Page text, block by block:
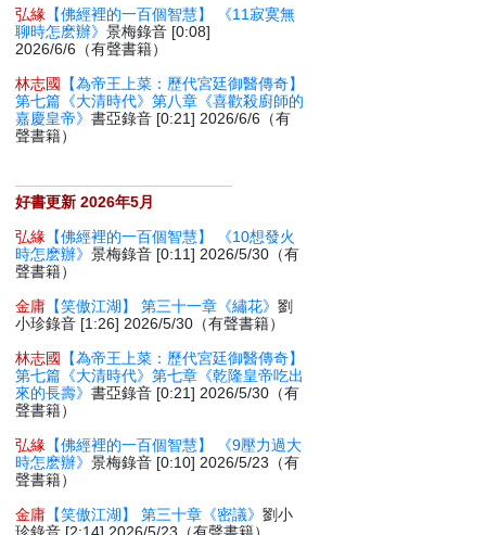
弘緣 【佛經裡的一百個智慧】 《11寂寞無
聊時怎麽辦》景梅錄音 [0:08]
2026/6/6（有聲書籍）
林志國
【為帝王上菜：歷代宮廷御醫傳奇】
第七篇《大清時代》第八章《喜歡殺廚師的
嘉慶皇帝》書亞錄音 [0:21] 2026/6/6（有
聲書籍）
好書更新 2026年5月
弘緣 【佛經裡的一百個智慧】 《10想發火
時怎麽辦》景梅錄音 [0:11] 2026/5/30（有
聲書籍）
金庸 【笑傲江湖】 第三十一章《繡花》劉
小珍錄音 [1:26] 2026/5/30（有聲書籍）
林志國
【為帝王上菜：歷代宮廷御醫傳奇】
第七篇《大清時代》第七章《乾隆皇帝吃出
來的長壽》書亞錄音 [0:21] 2026/5/30（有
聲書籍）
弘緣 【佛經裡的一百個智慧】 《9壓力過大
時怎麽辦》景梅錄音 [0:10] 2026/5/23（有
聲書籍）
金庸 【笑傲江湖】 第三十章《密議》劉小